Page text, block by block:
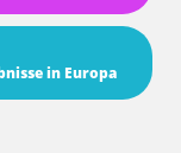
in Europa